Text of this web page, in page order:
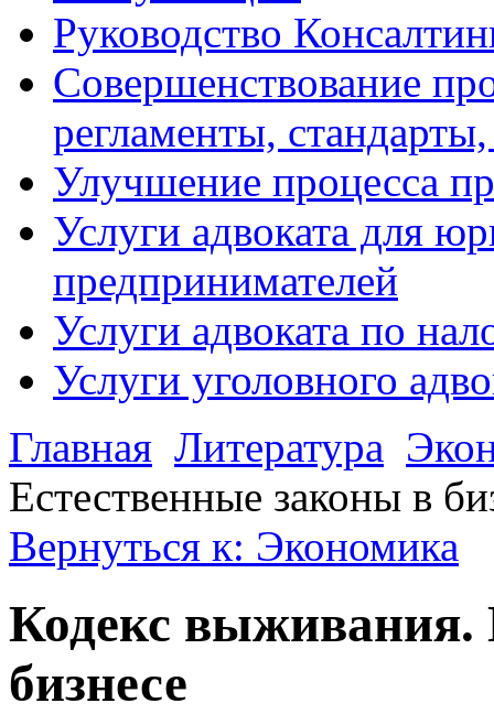
Руководство
Совершенствование
регламенты,
Улучшение процесса
Услуги адвоката для
предпринимателей
Услуги адвоката по
Услуги уголовного
Главная Литература
Естественные законы в
Вернуться к: Экономика
Кодекс выживания.
бизнесе